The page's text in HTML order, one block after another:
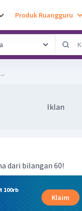
Produk Ruangguru
Iklan
dari bilangan 60!
100rb
Klaim